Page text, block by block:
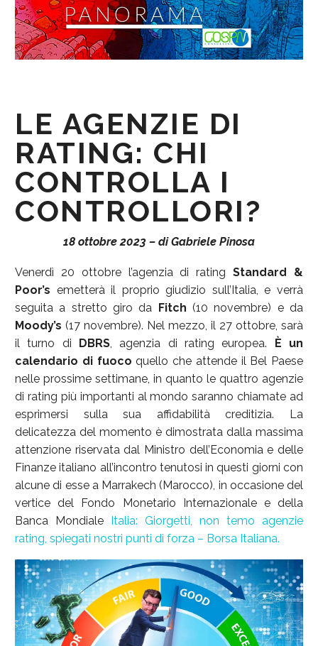
LE AGENZIE DI
RATING: CHI
CONTROLLA I
CONTROLLORI?
18 ottobre 2023 – di Gabriele Pinosa
Venerdì 20 ottobre l’agenzia di ratingStandard &
Poor’s emetterà il proprio giudizio sull’Italia, e verrà
seguita a stretto giro da Fitch (10 novembre) e da
Moody’s (17 novembre). Nel mezzo, il 27 ottobre, sarà
il turno di DBRS , agenzia di rating europea. È un
calendario di fuoco quello che attende il Bel Paese
nelle prossime settimane, in quanto le quattro agenzie
di rating più importanti al mondo saranno chiamate ad
esprimersi sulla sua affidabilità creditizia. La
delicatezza del momento è dimostrata dalla massima
attenzione riservata dal Ministro dell’Economia e delle
Finanze italiano all’incontro tenutosi in questi giorni con
alcune di esse a Marrakech (Marocco), in occasione del
vertice del Fondo Monetario Internazionale e della
Banca Mondiale Italia: Giorgetti, non temo agenzie
rating, spiegati nostri punti di forza – Borsa Italiana.